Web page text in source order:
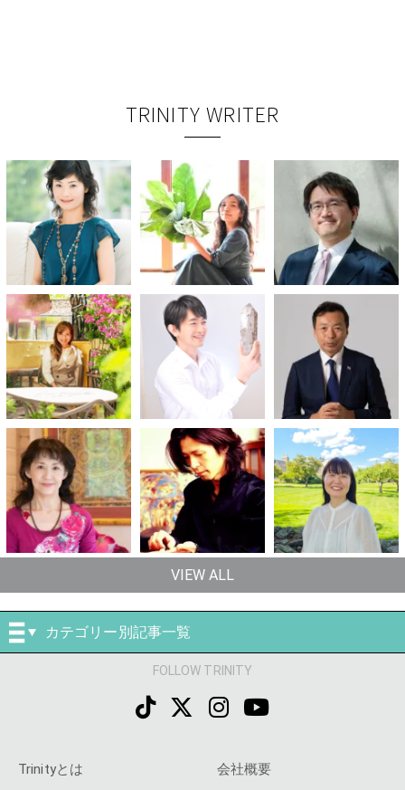
TRINITY WRITER
VIEW ALL
カテゴリー別記事一覧
FOLLOW TRINITY
Trinityとは 会社概要